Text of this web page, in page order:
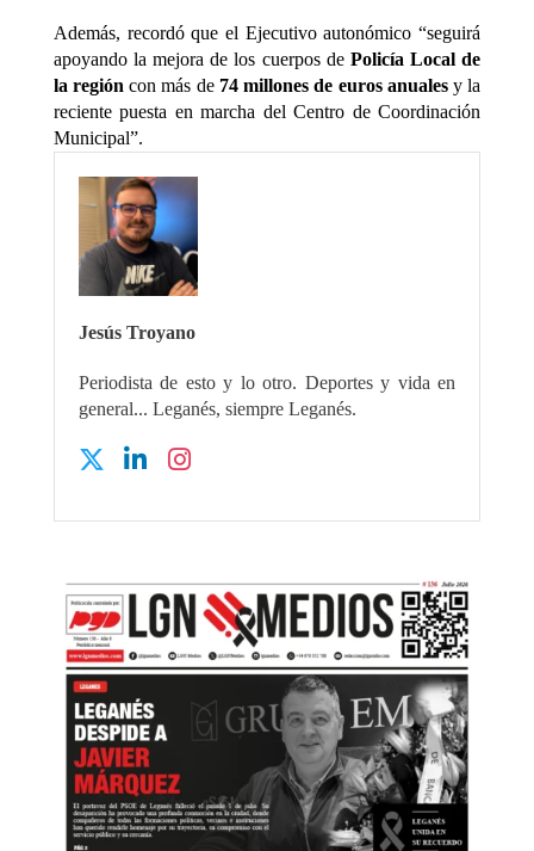
Además, recordó que el Ejecutivo autonómico “seguirá
apoyando la mejora de los cuerpos de Policía Local de
la región con más de 74 millones de euros anualesy la
reciente puesta en marcha del Centro de Coordinación
Municipal”.
Jesús Troyano
Periodista de esto y lo otro. Deportes y vida en
general... Leganés, siempre Leganés.